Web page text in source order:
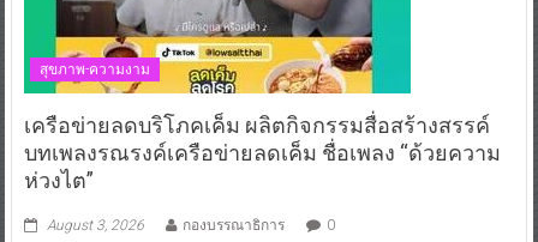
สุขภาพ-ความงาม
เครือข่ายลดบริโภคเค็ม ผลิตกิจกรรมสื่อสร้างสรรค์
บทเพลงรณรงค์เครือข่ายลดเค็ม ชื่อเพลง “ด้วยความ
ห่วงไต”
August 3, 2026 กองบรรณาธิการ 0